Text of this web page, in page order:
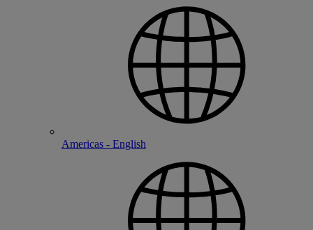
Americas - English